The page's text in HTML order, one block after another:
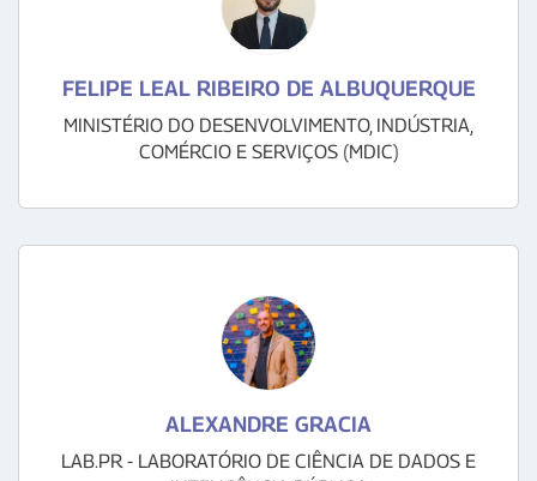
FELIPE LEAL RIBEIRO DE ALBUQUERQUE
MINISTÉRIO DO DESENVOLVIMENTO, INDÚSTRIA,
COMÉRCIO E SERVIÇOS (MDIC)
ALEXANDRE GRACIA
LAB.PR - LABORATÓRIO DE CIÊNCIA DE DADOS E